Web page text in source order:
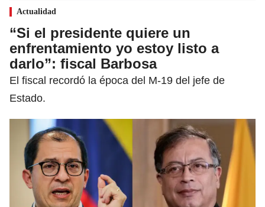
Actualidad
“Si el presidente quiere un
enfrentamiento yo estoy listo a
darlo”: fiscal Barbosa
El fiscal recordó la época del M-19 del jefe de
Estado.